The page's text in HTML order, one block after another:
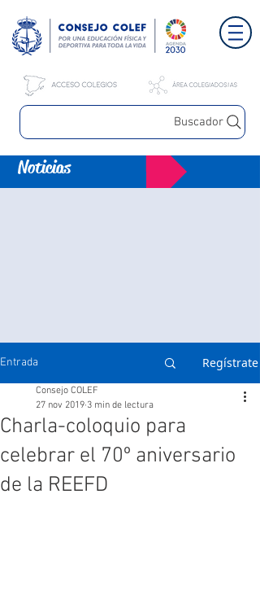
Buscador
Noticias
Entrada Regístrate
Charla-coloquio para
celebrar el 70º aniversario
de la REEFD
Consejo COLEF
27 nov 2019 3 min de lectura